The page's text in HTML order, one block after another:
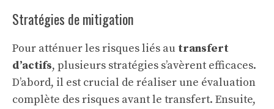
Stratégies de mitigation
Pour atténuer les risques liés au transfert
d’actifs, plusieurs stratégies s’avèrent efficaces.
D’abord, il est crucial de réaliser une évaluation
complète des risques avant le transfert. Ensuite,